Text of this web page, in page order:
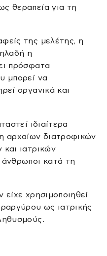
θεραπεία για τη
της μελέτης, η
η
πρόσφατα
μπορεί να
οργανικά και
ιδιαίτερα
αρχαίων διατροφικών
ιατρικών
κατά τη
χρησιμοποιηθεί
ως ιατρικής